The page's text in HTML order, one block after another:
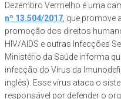
Dezembro Vermelho é uma
nº 13.504/2017 , que
promoção dos direitos
HIV/AIDS e outras Infecções
Ministério da Saúde informa
infecção do Vírus da
inglês). Esse vírus ataca o
responsável por defender o